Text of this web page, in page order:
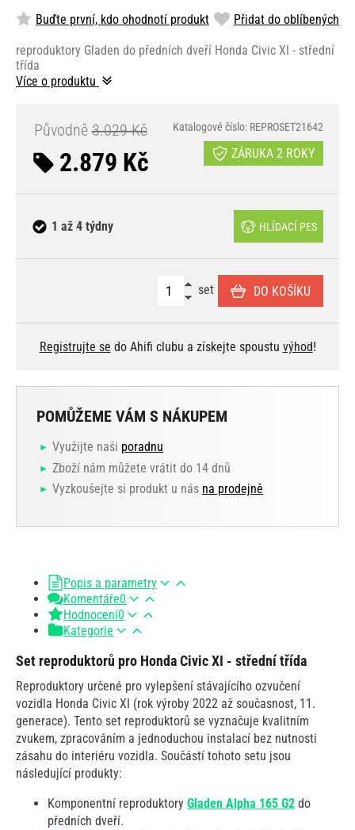
Buďte první, kdo ohodnotí produkt Přidat do oblíbených
reproduktory Gladen do předních dveří Honda Civic XI - střední
třída
Více o produktu
Původně3.029 Kč
2.879 Kč
Katalogové číslo: REPROSET21642
ZÁRUKA 2 ROKY
1 až 4 týdny HLÍDACÍ PES
set DO KOŠÍKU
Registrujte se do Ahifi clubu a získejte spoustu výhod!
POMŮŽEME VÁM S NÁKUPEM
Využijte naši poradnu
Zboží nám můžete vrátit do 14 dnů
Vyzkoušejte si produkt u nás na prodejně
Popis a parametry
Komentáře0
Hodnocení0
Kategorie
Set reproduktorů pro Honda Civic XI - střední třída
Reproduktory určené pro vylepšení stávajícího ozvučení
vozidla Honda Civic XI (rok výroby 2022 až současnost, 11.
generace). Tento set reproduktorů se vyznačuje kvalitním
zvukem, zpracováním a jednoduchou instalací bez nutnosti
zásahu do interiéru vozidla. Součástí tohoto setu jsou
následující produkty:
Komponentní reproduktory Gladen Alpha 165 G2 do
předních dveří.